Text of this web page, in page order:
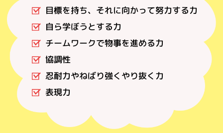
目標を持ち、それに向かって努力する力
自ら学ぼうとする力
チームワークで物事を進める力
協調性
忍耐力やねばり強くやり抜く力
表現力